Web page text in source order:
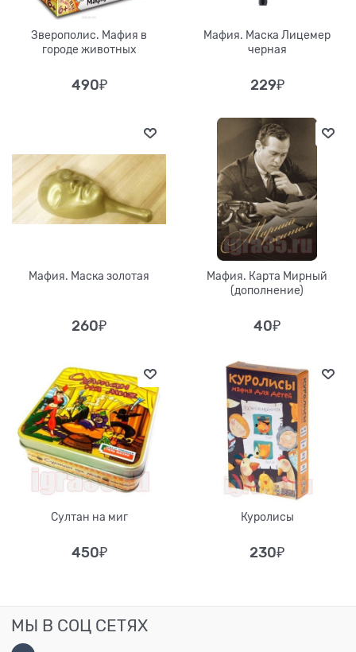
Зверополис. Мафия в
городе животных
490₽
Мафия. Маска Лицемер
черная
229₽
Мафия. Маска золотая
260₽
Мафия. Карта Мирный
(дополнение)
40₽
Султан на миг
450₽
Куролисы
230₽
МЫ В СОЦ СЕТЯХ